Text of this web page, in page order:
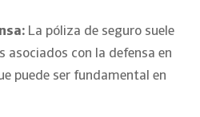
La póliza de seguro suele
asociados con la defensa en
puede ser fundamental en